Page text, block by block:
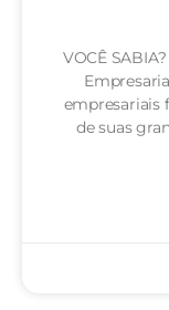
VOCÊ
empresariais
de suas